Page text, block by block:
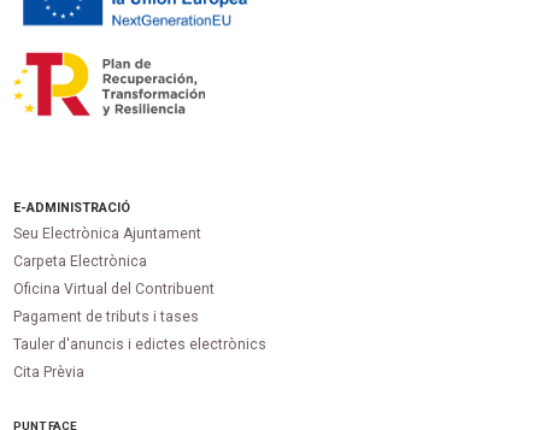
E-ADMINISTRACIÓ
Seu Electrònica Ajuntament
Carpeta Electrònica
Oficina Virtual del Contribuent
Pagament de tributs i tases
Tauler d'anuncis i edictes electrònics
Cita Prèvia
PUNTFACE